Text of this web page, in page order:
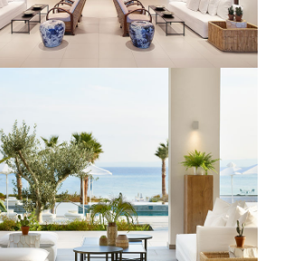
מלונות יוקרה
מלונות יוקרה בכרתים
מלונות יוקרה בכרתים
מלונות יוקרה בקורפו